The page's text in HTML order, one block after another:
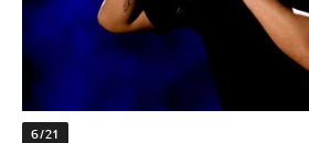
6/21